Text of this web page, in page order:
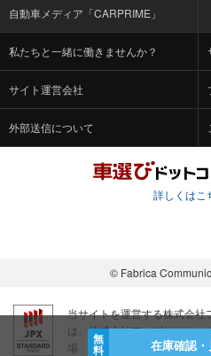
無
料 在庫確認
自動車メディア「CARPRIME」
私たちと一緒に働きませんか？
サイト運営会社
外部送信について
詳しくはこ
© Fabrica
当サイトを運営する株式会
は、株式会社ファブリカホー
場 証券コード：4193）のグ